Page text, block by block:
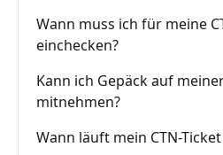
Wann muss ich für meine
einchecken?
Kann ich Gepäck auf
mitnehmen?
Wann läuft mein CTN-